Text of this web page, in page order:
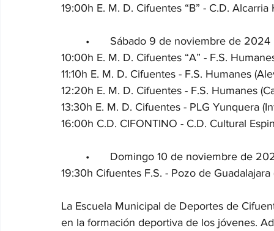
19:00h E. M. D. Cifuentes “B” - C.D.
	•	Sábado 9 de noviembre de 2024
10:00h E. M. D. Cifuentes “A” - F.S.
11:10h E. M. D. Cifuentes - F.S. Humanes
12:20h E. M. D. Cifuentes - F.S. Humanes
13:30h E. M. D. Cifuentes - PLG Yunquera
16:00h C.D. CIFONTINO - C.D. Cultural
•	Domingo 10 de noviembre de
19:30h Cifuentes F.S. - Pozo de
La Escuela Municipal de Deportes de
en la formación deportiva de los jóvenes.